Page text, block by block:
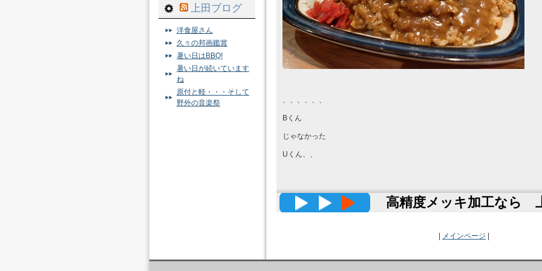
、、、、、、
Bくん
じゃなかった
Uくん、、
高精度メッキ加工なら 上
メインページ
上田ブログ
洋食屋さん
久々の邦画鑑賞
暑い日はBBQ!
暑い日が続いています
ね
原付と軽・・・そして
野外の音楽祭